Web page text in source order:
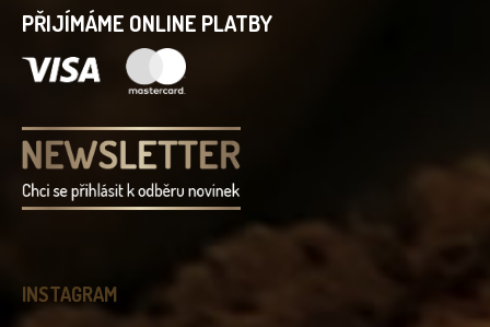
PŘIJÍMÁME ONLINE PLATBY
INSTAGRAM